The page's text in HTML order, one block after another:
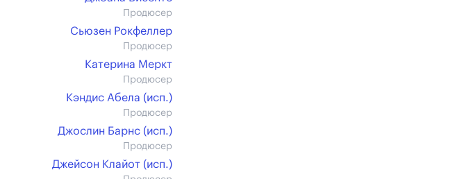
Продюсер
Сьюзен Рокфеллер
Продюсер
Катерина Меркт
Продюсер
Кэндис Абела (иcп.)
Продюсер
Джослин Барнс (иcп.)
Продюсер
Джейсон Клайот (иcп.)